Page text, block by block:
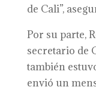
de Cali”,
Por su parte,
secretario de
también
envió un